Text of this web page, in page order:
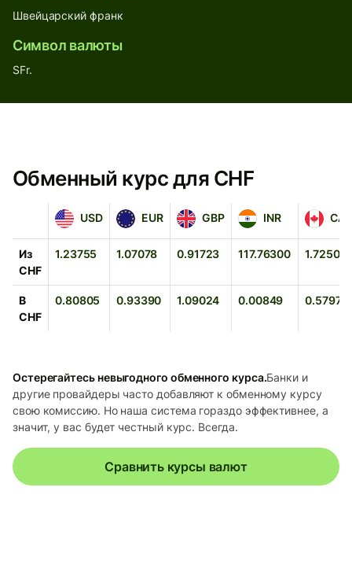
Швейцарский франк
Символ валюты
SFr.
Обменный курс для CHF
USD
USD EUR
EUR GBP
GBP INR
INR CAD
Из
CHF
1.23755 1.07078 0.91723 117.76300 1.72502
В
CHF
0.80805 0.93390 1.09024 0.00849 0.57970
Остерегайтесь невыгодного обменного курса.Банки и
другие провайдеры часто добавляют к обменному курсу
свою комиссию. Но наша система гораздо эффективнее, а
значит, у вас будет честный курс. Всегда.
Сравнить курсы валют